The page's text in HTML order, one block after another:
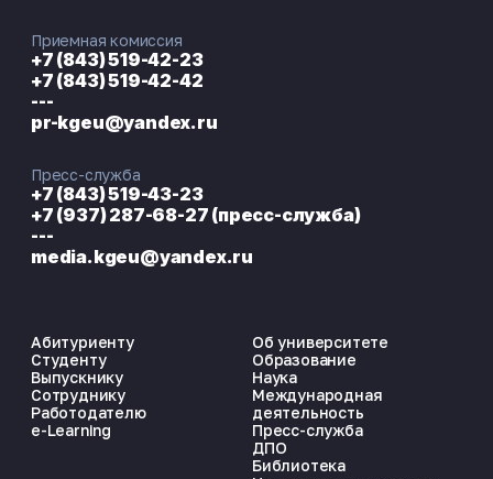
Абитуриенту
Студенту
Выпускнику
Сотруднику
Работодателю
e-Learning
Об университете
Образование
Наука
Международная
деятельность
Пресс-служба
ДПО
Библиотека
Приемная комиссия
+7 (843) 519-42-23
+7 (843) 519-42-42
---
pr-kgeu@yandex.ru
Пресс-служба
+7 (843) 519-43-23
+7 (937) 287-68-27 (пресс-служба)
---
media.kgeu@yandex.ru